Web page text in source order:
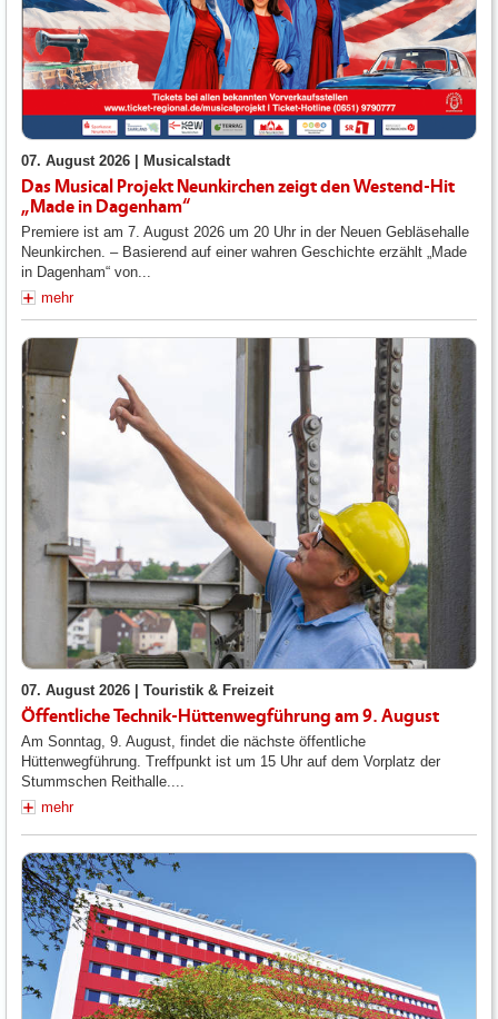
07. August 2026 | Musicalstadt
Das Musical Projekt Neunkirchen zeigt den Westend-Hit
„Made in Dagenham“
Premiere ist am 7. August 2026 um 20 Uhr in der Neuen Gebläsehalle
Neunkirchen. – Basierend auf einer wahren Geschichte erzählt „Made
in Dagenham“ von...
mehr
07. August 2026 | Touristik & Freizeit
Öffentliche Technik-Hüttenwegführung am 9. August
Am Sonntag, 9. August, findet die nächste öffentliche
Hüttenwegführung. Treffpunkt ist um 15 Uhr auf dem Vorplatz der
Stummschen Reithalle....
mehr